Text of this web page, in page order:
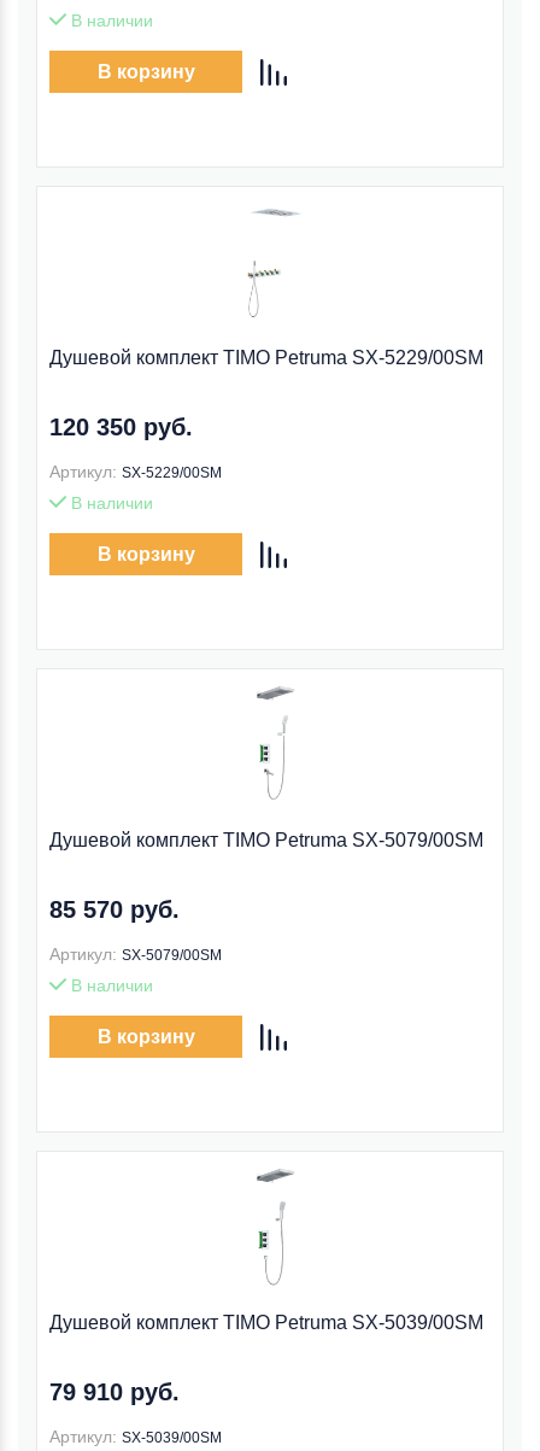
В наличии
В корзину
Душевой комплект TIMO Petruma SX-5229/00SM
120 350 руб.
Артикул: SX-5229/00SM
В наличии
В корзину
Душевой комплект TIMO Petruma SX-5079/00SM
85 570 руб.
Артикул: SX-5079/00SM
В наличии
В корзину
Душевой комплект TIMO Petruma SX-5039/00SM
79 910 руб.
Артикул: SX-5039/00SM